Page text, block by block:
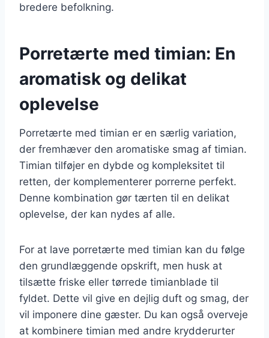
bredere befolkning.
Porretærte med timian: En
aromatisk og delikat
oplevelse
Porretærte med timian er en særlig variation,
der fremhæver den aromatiske smag af timian.
Timian tilføjer en dybde og kompleksitet til
retten, der komplementerer porrerne perfekt.
Denne kombination gør tærten til en delikat
oplevelse, der kan nydes af alle.
For at lave porretærte med timian kan du følge
den grundlæggende opskrift, men husk at
tilsætte friske eller tørrede timianblade til
fyldet. Dette vil give en dejlig duft og smag, der
vil imponere dine gæster. Du kan også overveje
at kombinere timian med andre krydderurter